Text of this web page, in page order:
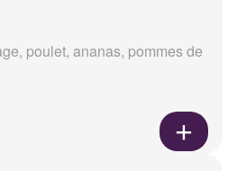
poulet, ananas, pommes de